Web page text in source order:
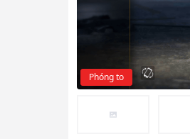
Phóng to